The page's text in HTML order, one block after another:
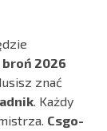
broń 2026
znać
. Każdy
Csgo-